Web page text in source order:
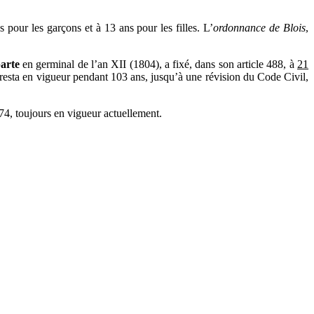
les garçons et à 13 ans pour les filles. L’ordonnance de Blois,
en germinal de l’an XII (1804), a fixé, dans son article 488, à 21
en vigueur pendant 103 ans, jusqu’à une révision du Code Civil,
toujours en vigueur actuellement.